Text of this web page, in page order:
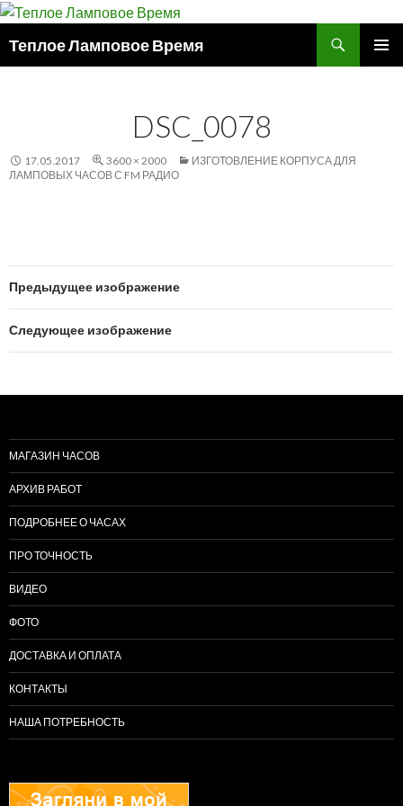
Теплое Ламповое Время
DSC_0078
17.05.2017 3600 × 2000
ИЗГОТОВЛЕНИЕ КОРПУСА ДЛЯ
ЛАМПОВЫХ ЧАСОВ С FM РАДИО
Предыдущее изображение
Следующее изображение
МАГАЗИН ЧАСОВ
АРХИВ РАБОТ
ПОДРОБНЕЕ О ЧАСАХ
ПРО ТОЧНОСТЬ
ВИДЕО
ФОТО
ДОСТАВКА И ОПЛАТА
КОНТАКТЫ
НАША ПОТРЕБНОСТЬ